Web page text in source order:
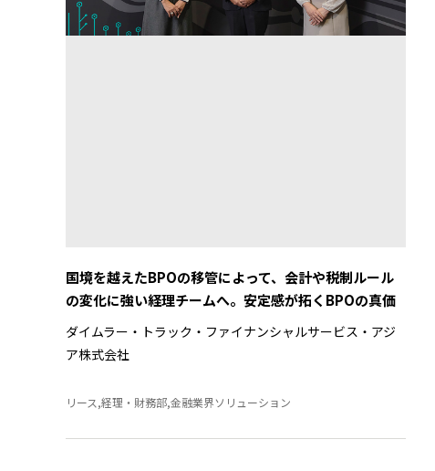
国境を越えたBPOの移管によって、会計や税制ルール
の変化に強い経理チームへ。安定感が拓くBPOの真価
ダイムラー・トラック・ファイナンシャルサービス・アジ
ア株式会社
リース,経理・財務部,金融業界ソリューション